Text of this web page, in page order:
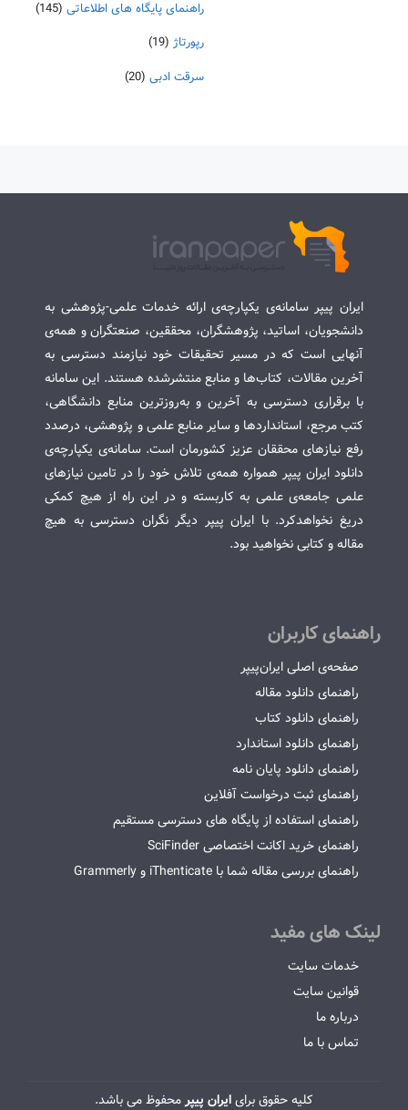
راهنمای پایگاه های اطلاعاتی (145)
رپورتاژ (19)
سرقت ادبی (20)
ایران پیپر سامانه‌ی یکپارچه‌ی ارائه خدمات علمی-پژوهشی به
دانشجویان، اساتید، پژوهشگران، محققین، صنعتگران و همه‌ی
آنهایی است که در مسیر تحقیقات خود نیازمند دسترسی به
آخرین مقالات، کتاب‌ها و منابع منتشرشده هستند. این سامانه
با برقراری دسترسی به آخرین و به‌روزترین منابع دانشگاهی،
کتب مرجع، استانداردها و سایر منابع علمی و پژوهشی، درصدد
رفع نیازهای محققان عزیز کشورمان است. سامانه‌ی یکپارچه‌ی
دانلود ایران پیپر همواره همه‌ی تلاش خود را در تامین نیازهای
علمی جامعه‌ی علمی به کاربسته و در این راه از هیچ کمکی
دریغ نخواهدکرد. با ایران پیپر دیگر نگران دسترسی به هیچ
مقاله و کتابی نخواهید بود.
راهنمای کاربران
صفحه‌ی اصلی ایران‌پیپر
راهنمای دانلود مقاله
راهنمای دانلود کتاب
راهنمای دانلود استاندارد
راهنمای دانلود پایان نامه
راهنمای ثبت درخواست آفلاین
راهنمای استفاده از پایگاه های دسترسی مستقیم
راهنمای خرید اکانت اختصاصی SciFinder
راهنمای بررسی مقاله شما با iThenticate و Grammerly
لینک های مفید
خدمات سایت
قوانین سایت
درباره ما
تماس با ما
کلیه حقوق برایایران پیپرمحفوظ می باشد.